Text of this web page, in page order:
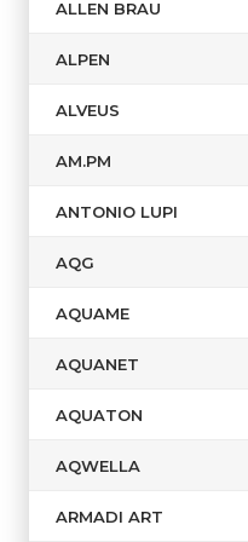
Латвия
Польша
Сербия
Турция
Финляндия
Чехия
Швейцария
ALLEN BRAU
ALPEN
ALVEUS
AM.PM
ANTONIO LUPI
AQG
AQUAME
AQUANET
AQUATON
AQWELLA
ARMADI ART